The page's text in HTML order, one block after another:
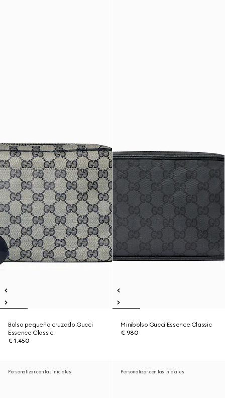
Bolso pequeño cruzado Gucci
Essence Classic
€ 1.450
Minibolso Gucci Essence Classic
€ 980
Personalizar con las iniciales Personalizar con las iniciales